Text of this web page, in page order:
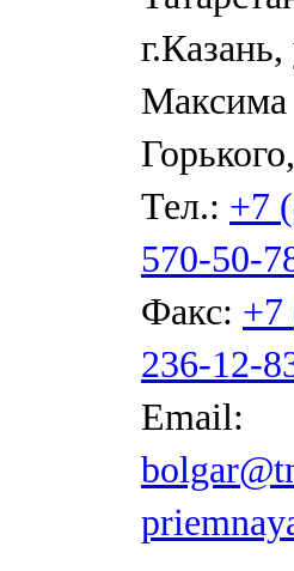
г.Казань,
Максима
Тел.: +7
570-50-
Факс: +7
236-12-
Email: